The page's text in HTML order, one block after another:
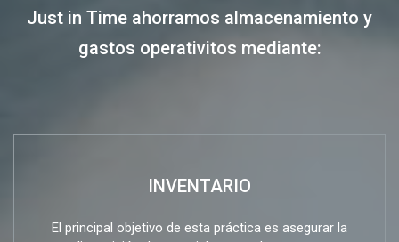
Just in Time ahorramos almacenamiento y
gastos operativitos mediante:
INVENTARIO
El principal objetivo de esta práctica es asegurar la